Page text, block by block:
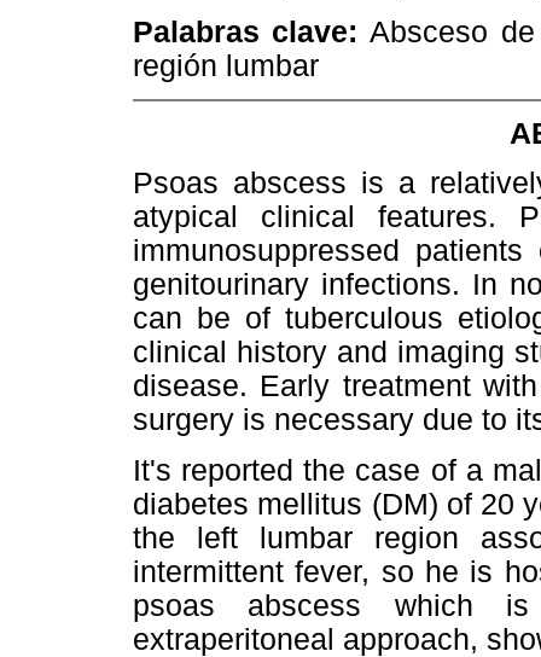
Palabras clave:Absceso
región lumbar
Psoas abscess is a
atypical clinical features.
immunosuppressed
genitourinary infections. In
can be of tuberculous
clinical history and imaging
disease. Early treatment
surgery is necessary due to
It's reported the case of a
diabetes mellitus (DM) of 20
the left lumbar region
intermittent fever, so he is
psoas abscess which
extraperitoneal approach,